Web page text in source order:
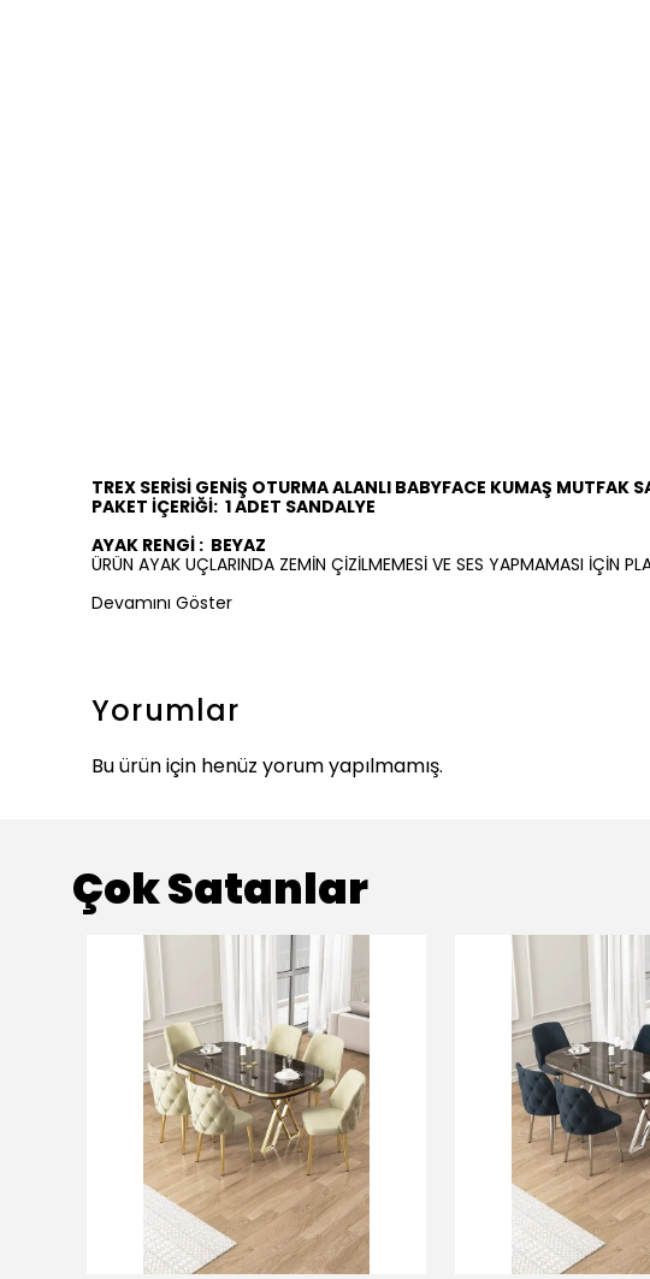
TREX SERİSİ GENİŞ OTURMA ALANLI BABYFACE KUMAŞ MUTFAK
PAKET İÇERİĞİ: 1 ADET SANDALYE
AYAK RENGİ : BEYAZ
ÜRÜN AYAK UÇLARINDA ZEMİN ÇİZİLMEMESİ VE SES YAPMAMASI İÇİN
Devamını Göster
Yorumlar
Bu ürün için henüz yorum yapılmamış.
Çok Satanlar